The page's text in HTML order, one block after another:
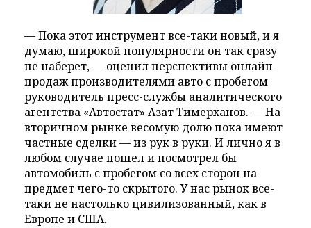
— Пока этот инструмент все-таки новый, и я
думаю, широкой популярности он так сразу
не наберет, — оценил перспективы онлайн-
продаж производителями авто с пробегом
руководитель пресс-службы аналитического
агентства «Автостат» Азат Тимерханов. — На
вторичном рынке весомую долю пока имеют
частные сделки — из рук в руки. И лично я в
любом случае пошел и посмотрел бы
автомобиль с пробегом со всех сторон на
предмет чего-то скрытого. У нас рынок все-
таки не настолько цивилизованный, как в
Европе и США.